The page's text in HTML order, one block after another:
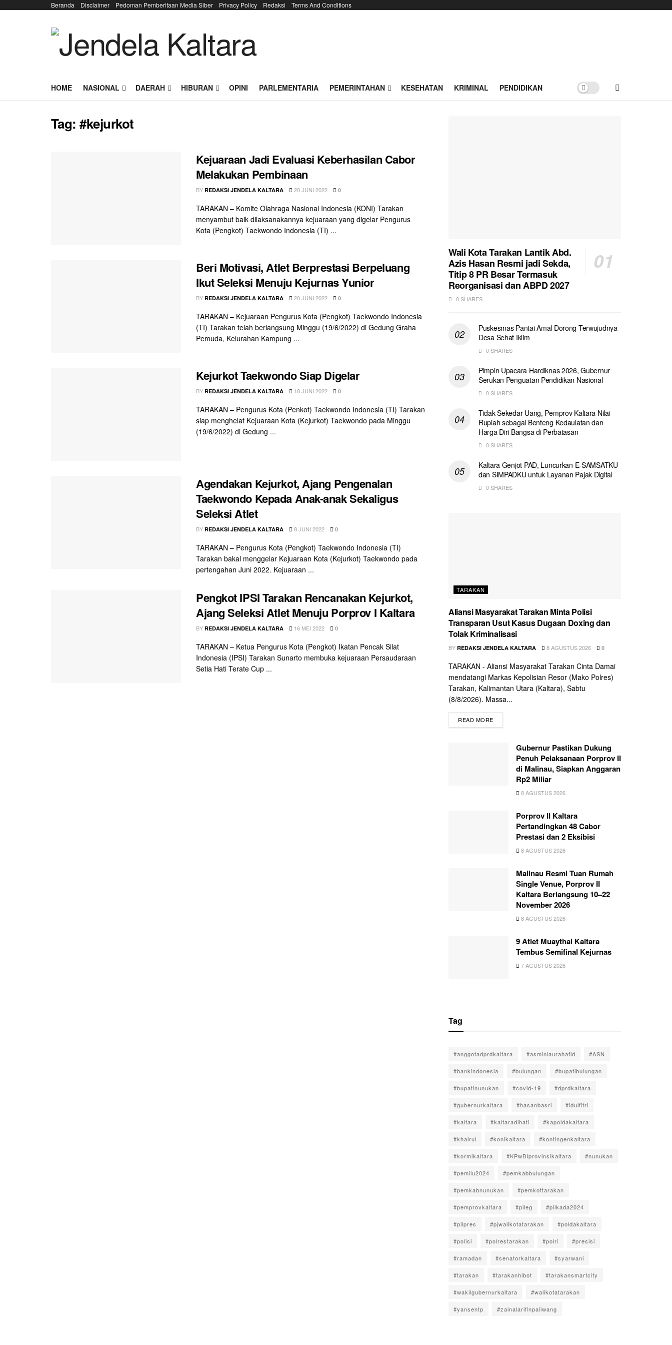
Beranda Disclaimer Pedoman Pemberitaan Media Siber Privacy Policy Redaksi Terms And Conditions
HOME NASIONAL DAERAH HIBURAN OPINI PARLEMENTARIA PEMERINTAHAN KESEHATAN KRIMINAL PENDIDIKAN
Tag:#kejurkot
Kejuaraan Jadi Evaluasi Keberhasilan Cabor
Melakukan Pembinaan
BY REDAKSI JENDELA KALTARA 20 JUNI 2022 0
TARAKAN – Komite Olahraga Nasional Indonesia (KONI) Tarakan
menyambut baik dilaksanakannya kejuaraan yang digelar Pengurus
Kota (Pengkot) Taekwondo Indonesia (TI) ...
Beri Motivasi, Atlet Berprestasi Berpeluang
Ikut Seleksi Menuju Kejurnas Yunior
BY REDAKSI JENDELA KALTARA 20 JUNI 2022 0
TARAKAN – Kejuaraan Pengurus Kota (Pengkot) Taekwondo Indonesia
(TI) Tarakan telah berlangsung Minggu (19/6/2022) di Gedung Graha
Pemuda, Kelurahan Kampung ...
Kejurkot Taekwondo Siap Digelar
BY REDAKSI JENDELA KALTARA 18 JUNI 2022 0
TARAKAN – Pengurus Kota (Penkot) Taekwondo Indonesia (TI) Tarakan
siap menghelat Kejuaraan Kota (Kejurkot) Taekwondo pada Minggu
(19/6/2022) di Gedung ...
Agendakan Kejurkot, Ajang Pengenalan
Taekwondo Kepada Anak-anak Sekaligus
Seleksi Atlet
BY REDAKSI JENDELA KALTARA 8 JUNI 2022 0
TARAKAN – Pengurus Kota (Pengkot) Taekwondo Indonesia (TI)
Tarakan bakal menggelar Kejuaraan Kota (Kejurkot) Taekwondo pada
pertengahan Juni 2022. Kejuaraan ...
Pengkot IPSI Tarakan Rencanakan Kejurkot,
Ajang Seleksi Atlet Menuju Porprov I Kaltara
BY REDAKSI JENDELA KALTARA 16 MEI 2022 0
TARAKAN – Ketua Pengurus Kota (Pengkot) Ikatan Pencak Silat
Indonesia (IPSI) Tarakan Sunarto membuka kejuaraan Persaudaraan
Setia Hati Terate Cup ...
Wali Kota Tarakan Lantik Abd.
Azis Hasan Resmi jadi Sekda,
Titip 8 PR Besar Termasuk
Reorganisasi dan ABPD 2027
0 SHARES
Puskesmas Pantai Amal Dorong Terwujudnya
Desa Sehat Iklim
0 SHARES
Pimpin Upacara Hardiknas 2026, Gubernur
Serukan Penguatan Pendidikan Nasional
0 SHARES
Tidak Sekedar Uang, Pemprov Kaltara Nilai
Rupiah sebagai Benteng Kedaulatan dan
Harga Diri Bangsa di Perbatasan
0 SHARES
Kaltara Genjot PAD, Luncurkan E-SAMSATKU
dan SIMPADKU untuk Layanan Pajak Digital
0 SHARES
TARAKAN
Aliansi Masyarakat Tarakan Minta Polisi
Transparan Usut Kasus Dugaan Doxing dan
Tolak Kriminalisasi
BY REDAKSI JENDELA KALTARA 8 AGUSTUS 2026 0
TARAKAN - Aliansi Masyarakat Tarakan Cinta Damai
mendatangi Markas Kepolisian Resor (Mako Polres)
Tarakan, Kalimantan Utara (Kaltara), Sabtu
(8/8/2026). Massa...
READ MORE
Gubernur Pastikan Dukung
Penuh Pelaksanaan Porprov II
di Malinau, Siapkan Anggaran
Rp2 Miliar
8 AGUSTUS 2026
Porprov II Kaltara
Pertandingkan 48 Cabor
Prestasi dan 2 Eksibisi
8 AGUSTUS 2026
Malinau Resmi Tuan Rumah
Single Venue, Porprov II
Kaltara Berlangsung 10–22
November 2026
8 AGUSTUS 2026
9 Atlet Muaythai Kaltara
Tembus Semifinal Kejurnas
7 AGUSTUS 2026
Tag
#anggotadprdkaltara #asminlaurahafid #ASN
#bankindonesia #bulungan #bupatibulungan
#bupatinunukan #covid-19 #dprdkaltara
#gubernurkaltara #hasanbasri #idulfitri
#kaltara #kaltaradihati #kapoldakaltara
#khairul #konikaltara #kontingenkaltara
#kormikaltara #KPwBIprovinsikaltara #nunukan
#pemilu2024 #pemkabbulungan
#pemkabnunukan #pemkottarakan
#pemprovkaltara #pileg #pilkada2024
#pilpres #pjwalikotatarakan #poldakaltara
#polisi #polrestarakan #polri #presisi
#ramadan #senatorkaltara #syarwani
#tarakan #tarakanhibot #tarakansmartcity
#wakilgubernurkaltara #walikotatarakan
#yansentp #zainalarifinpaliwang